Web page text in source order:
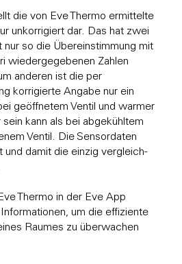
die von Eve Thermo ermittelte
unkorrigiert dar. Das hat zwei
nur so die Übereinstimmung mit
wiedergegebenen Zahlen
anderen ist die per
korrigierte Angabe nur ein
geöffnetem Ventil und warmer
kann als bei abgekühltem
Ventil. Die Sensordaten
und damit die einzig vergleich-
Thermo in der Eve App
um die effiziente
Raumes zu überwachen